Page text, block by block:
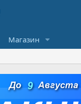
Магазин